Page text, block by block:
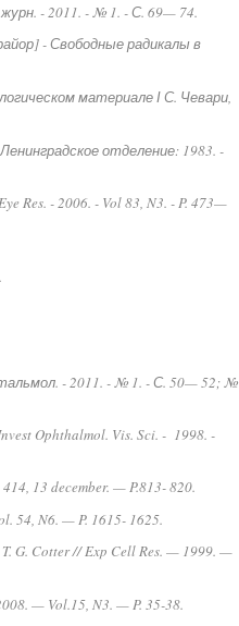
- 2011. - № 1. - С. 69— 74.
- Свободные радикалы в
материале І С. Чевари,
отделение: 1983. -
Res. - 2006. - Vol 83, N3. - P. 473—
- 2011. - № 1. - С. 50— 52; №
Ophthalmol. Vis. Sci. - 1998. -
13 december. — P.813- 820.
54, N6. — P. 1615- 1625.
T. G. Cotter // Exp Cell Res. — 1999. —
— Vol.15, N3. — P. 35-38.